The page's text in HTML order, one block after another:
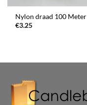
Nylon draad 100 Meter
€3.25